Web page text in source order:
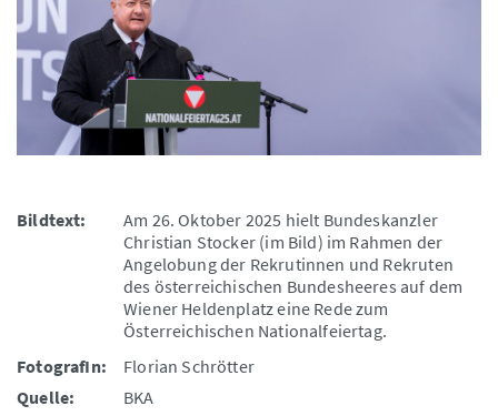
Bildtext:
Am 26. Oktober 2025 hielt Bundeskanzler
Christian Stocker (im Bild) im Rahmen der
Angelobung der Rekrutinnen und Rekruten
des österreichischen Bundesheeres auf dem
Wiener Heldenplatz eine Rede zum
Österreichischen Nationalfeiertag.
FotografIn:
Florian Schrötter
Quelle:
BKA